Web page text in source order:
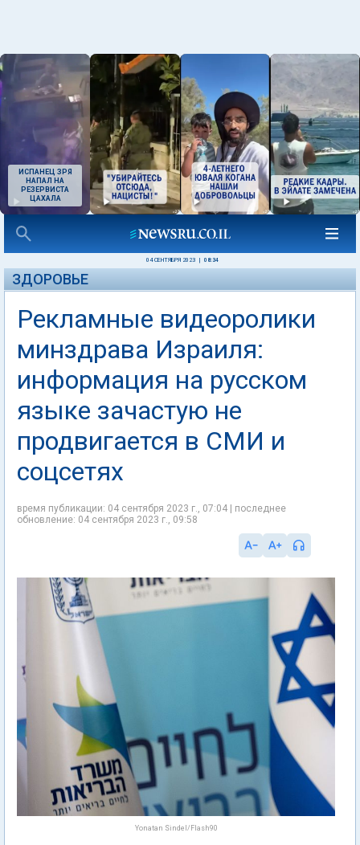
ИСПАНЕЦ ЗРЯ
НАПАЛ НА
РЕЗЕРВИСТА
ЦАХАЛА
04 СЕНТЯБРЯ 2023 08:34
ЗДОРОВЬЕ
Рекламные видеоролики
минздрава Израиля:
информация на русском
языке зачастую не
продвигается в СМИ и
соцсетях
время публикации: 04 сентября 2023 г., 07:04 | последнее
обновление: 04 сентября 2023 г., 09:58
Yonatan Sindel/Flash90